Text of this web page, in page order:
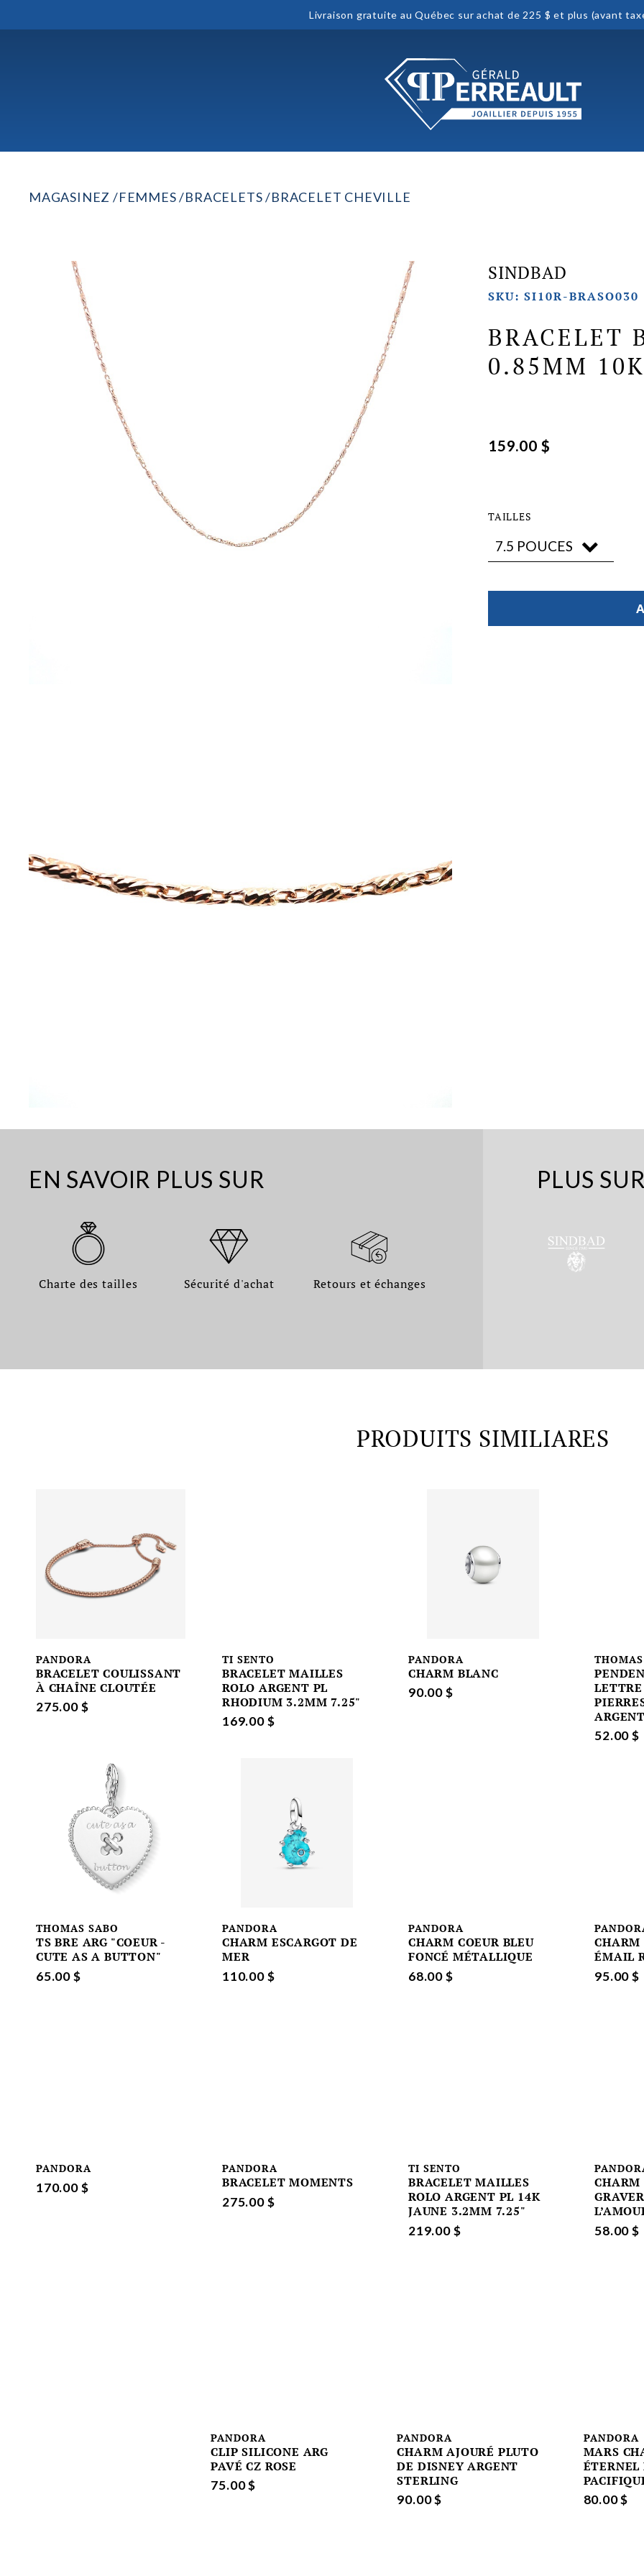
Livraison gratuite au Québec sur achat de 225 $ et plus (avant
MAGASINEZ FEMMES BRACELETS BRACELET CHEVILLE
SINDBAD
SKU: SI10R-BRASO030
BRACELET
0.85MM
159.00 $
TAILLES
EN SAVOIR PLUS SUR
Charte des tailles Sécurité d'achat Retours et échanges
PLUS
PRODUITS SIMILIARES
PANDORA
BRACELET COULISSANT
À CHAÎNE CLOUTÉE
275.00 $
TI SENTO
BRACELET MAILLES
ROLO ARGENT PL
RHODIUM 3.2MM 7.25"
169.00 $
PANDORA
CHARM BLANC
90.00 $
ARGENT
52.00 $
THOMAS SABO
TS BRE ARG "COEUR -
CUTE AS A BUTTON"
65.00 $
PANDORA
CHARM ESCARGOT DE
MER
110.00 $
PANDORA
CHARM COEUR BLEU
FONCÉ MÉTALLIQUE
68.00 $
CHARM
ÉMAIL
95.00 $
PANDORA
170.00 $
PANDORA
BRACELET MOMENTS
275.00 $
TI SENTO
BRACELET MAILLES
ROLO ARGENT PL 14K
JAUNE 3.2MM 7.25"
219.00 $ 58.00 $
PANDORA
CLIP SILICONE ARG
PAVÉ CZ ROSE
75.00 $
PANDORA
CHARM AJOURÉ PLUTO
DE DISNEY ARGENT
STERLING
90.00 $
PANDORA
MARS
ÉTERNEL
80.00 $